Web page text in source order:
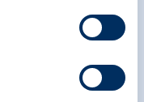
trifft in Kraft